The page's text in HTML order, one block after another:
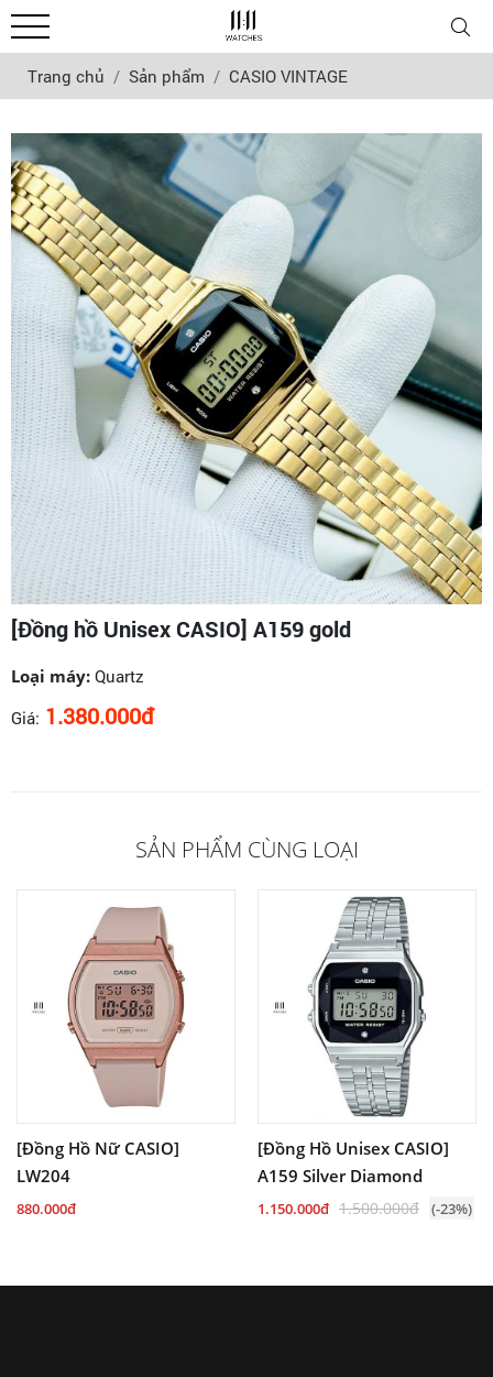
Trang chủ Sản phẩm CASIO VINTAGE
[Đồng hồ Unisex CASIO] A159 gold
Loại máy: Quartz
Giá: 1.380.000đ
SẢN PHẨM CÙNG LOẠI
[Đồng Hồ Nữ CASIO]
LW204
880.000đ
[Đồng Hồ Unisex CASIO]
A159 Silver Diamond
1.150.000đ 1.500.000đ (-23%)